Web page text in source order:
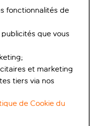
fonctionnalités de
que vous
et marketing
tiers via nos
de Cookie du